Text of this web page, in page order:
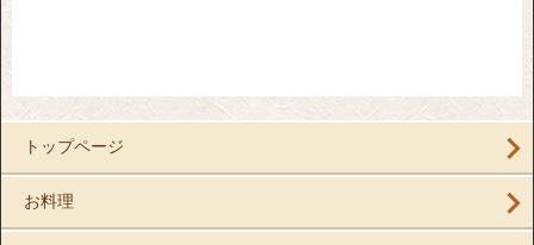
トップページ
お料理